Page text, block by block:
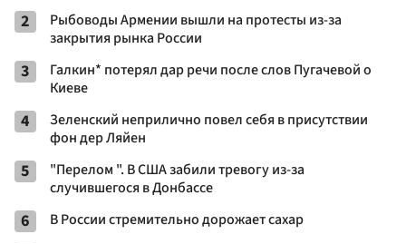
2
Рыбоводы Армении вышли на протесты из-за
закрытия рынка России
3
Галкин* потерял дар речи после слов Пугачевой о
Киеве
4
Зеленский неприлично повел cебя в присутствии
фон дер Ляйен
5
"Перелом ". В США забили тревогу из-за
случившегося в Донбассе
6 В России стремительно дорожает сахар